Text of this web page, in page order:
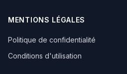
MENTIONS LÉGALES
Politique de confidentialité
Conditions d'utilisation